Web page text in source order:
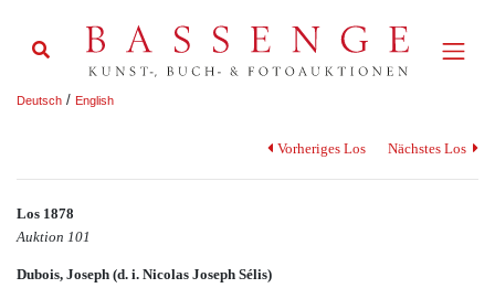
Deutsch / English
Vorheriges Los Nächstes Los
Los 1878
Auktion 101
Dubois, Joseph (d. i. Nicolas Joseph Sélis)